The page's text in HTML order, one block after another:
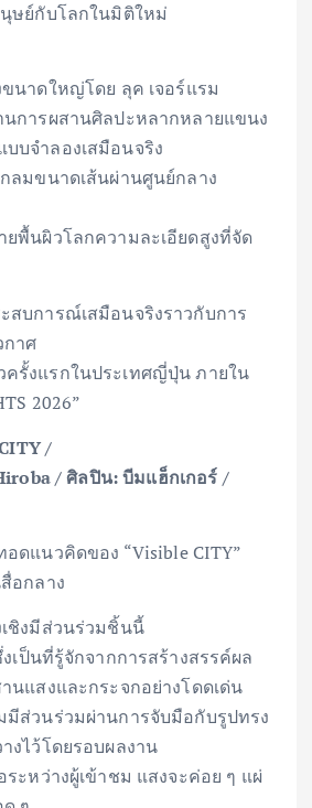
ษย์กับโลกในมิติใหม่
นาดใหญ่โดย ลุค เจอร์แรม
การผสานศิลปะหลากหลายแขนง
บจำลองเสมือนจริง
ลมขนาดเส้นผ่านศูนย์กลาง
พื้นผิวโลกความละเอียดสูงที่จัด
สบการณ์เสมือนจริงราวกับการ
กาศ
รั้งแรกในประเทศญี่ปุ่น ภายใน
2026”
/
/ ศิลปิน: บีมแฮ็กเกอร์ /
ดแนวคิดของ “Visible CITY”
อกลาง
ชิงมีส่วนร่วมชิ้นนี้
เป็นที่รู้จักจากการสร้างสรรค์ผล
นแสงและกระจกอย่างโดดเด่น
มีส่วนร่วมผ่านการจับมือกับรูปทรง
งไว้โดยรอบผลงาน
ระหว่างผู้เข้าชม แสงจะค่อย ๆ แผ่